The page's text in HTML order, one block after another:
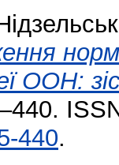
ООН:
440.